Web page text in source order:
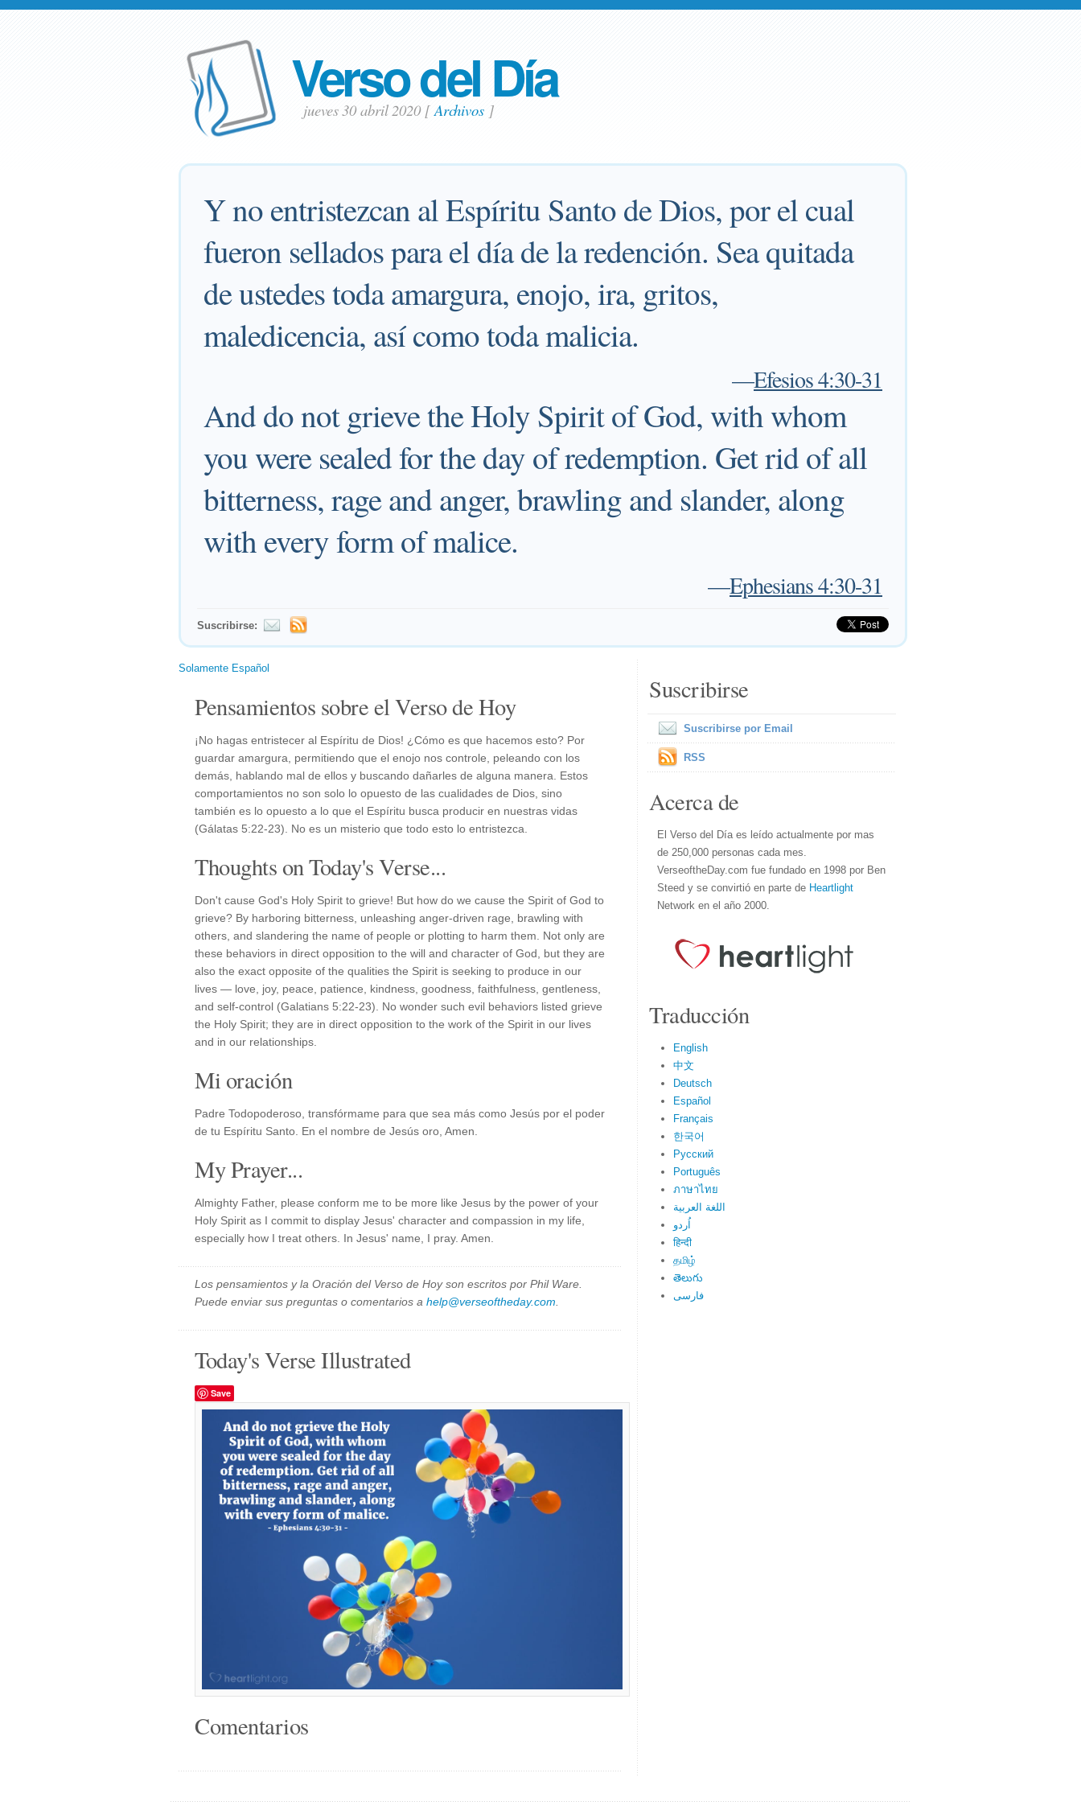
Verso del Día
jueves 30 abril 2020 [Archivos]
Y no entristezcan al Espíritu Santo de Dios, por el cual
fueron sellados para el día de la redención. Sea quitada
de ustedes toda amargura, enojo, ira, gritos,
maledicencia, así como toda malicia.
—Efesios 4:30-31
And do not grieve the Holy Spirit of God, with whom
you were sealed for the day of redemption. Get rid of all
bitterness, rage and anger, brawling and slander, along
with every form of malice.
—Ephesians 4:30-31
Suscribirse:
Solamente Español
Pensamientos sobre el Verso de Hoy
¡No hagas entristecer al Espíritu de Dios! ¿Cómo es que hacemos esto? Por
guardar amargura, permitiendo que el enojo nos controle, peleando con los
demás, hablando mal de ellos y buscando dañarles de alguna manera. Estos
comportamientos no son solo lo opuesto de las cualidades de Dios, sino
también es lo opuesto a lo que el Espíritu busca producir en nuestras vidas
(Gálatas 5:22-23). No es un misterio que todo esto lo entristezca.
Thoughts on Today's Verse...
Don't cause God's Holy Spirit to grieve! But how do we cause the Spirit of God to
grieve? By harboring bitterness, unleashing anger-driven rage, brawling with
others, and slandering the name of people or plotting to harm them. Not only are
these behaviors in direct opposition to the will and character of God, but they are
also the exact opposite of the qualities the Spirit is seeking to produce in our
lives — love, joy, peace, patience, kindness, goodness, faithfulness, gentleness,
and self-control (Galatians 5:22-23). No wonder such evil behaviors listed grieve
the Holy Spirit; they are in direct opposition to the work of the Spirit in our lives
and in our relationships.
Mi oración
Padre Todopoderoso, transfórmame para que sea más como Jesús por el poder
de tu Espíritu Santo. En el nombre de Jesús oro, Amen.
My Prayer...
Almighty Father, please conform me to be more like Jesus by the power of your
Holy Spirit as I commit to display Jesus' character and compassion in my life,
especially how I treat others. In Jesus' name, I pray. Amen.
Los pensamientos y la Oración del Verso de Hoy son escritos por Phil Ware.
Puede enviar sus preguntas o comentarios a help@verseoftheday.com
Today's Verse Illustrated
Save
Comentarios
Suscribirse
Suscribirse por Email
RSS
Acerca de
El Verso del Día es leído actualmente por mas
de 250,000 personas cada mes.
VerseoftheDay.com fue fundado en 1998 por Ben
Steed y se convirtió en parte de Heartlight
Network en el año 2000.
Traducción
English
中文
Deutsch
Español
Français
한국어
Русский
Português
ภาษาไทย
اللغة العربية
اُردو
हिन्दी
தமிழ்
తెలుగు
فارسی